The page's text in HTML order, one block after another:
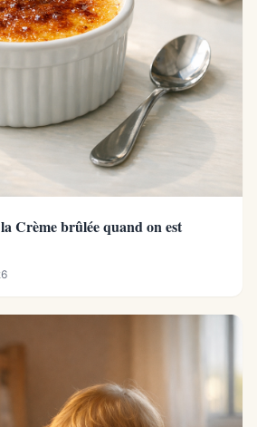
Crème brûlée quand on est